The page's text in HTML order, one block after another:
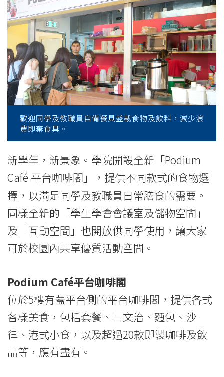
News
College
of
International
Education
Hong
Kong
Baptist
University
歡迎同學及教職員自備餐具盛載食物及飲料，減少浪
費即棄食具。
新學年，新景象。學院開設全新「Podium
Café 平台咖啡閣」，提供不同款式的食物選
擇，以滿足同學及教職員日常膳食的需要。
同樣全新的「學生學會會議室及儲物空間」
及「互動空間」也開放供同學使用，讓大家
可於校園內共享優質活動空間。
Podium Café平台咖啡閣
位於5樓有蓋平台側的平台咖啡閣，提供各式
各樣美食，包括套餐、三文治、麪包、沙
律、港式小食，以及超過20款即製咖啡及飲
品等，應有盡有。